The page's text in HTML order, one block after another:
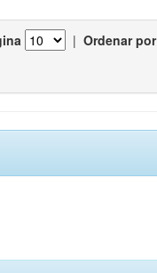
| Ordenar por